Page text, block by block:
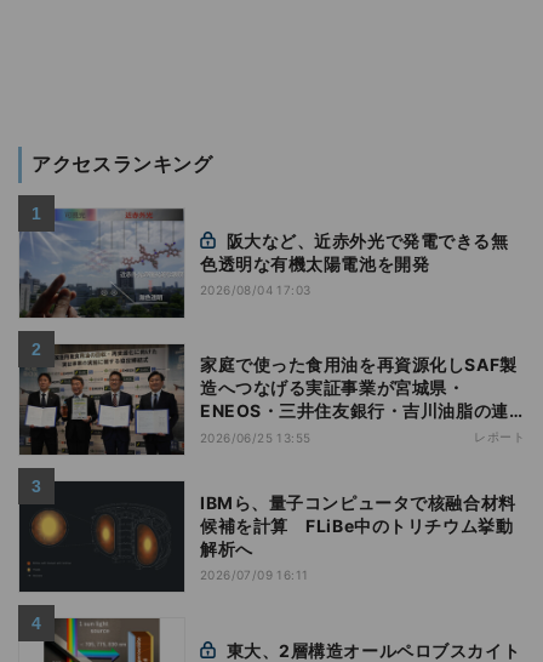
アクセスランキング
色透明な有機太陽電池を開発
2026/08/04 17:03
家庭で使った食用油を再資源化しSAF製
造へつなげる実証事業が宮城県・
ENEOS・三井住友銀行・吉川油脂の連
携でスタート
2026/06/25 13:55 レポート
IBMら、量子コンピュータで核融合材料
候補を計算 FLiBe中のトリチウム挙動
解析へ
2026/07/09 16:11